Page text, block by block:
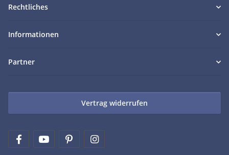
Rechtliches
Informationen
Partner
Vertrag widerrufen